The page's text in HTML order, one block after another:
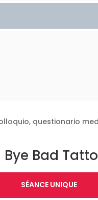
questionario
Bye Bad
SÉANCE UNIQUE